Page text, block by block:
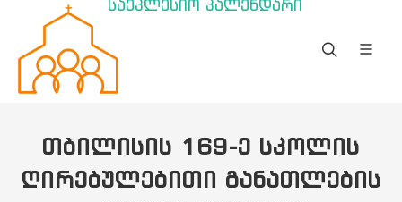
საეკლესიო კალენდარი
ᲗᲑᲘᲚᲘᲡᲘᲡ 169-Ე ᲡᲙᲝᲚᲘᲡ
ᲦᲘᲠᲔᲑᲣᲚᲔᲑᲘᲗᲘ ᲒᲐᲜᲐᲗᲚᲔᲑᲘᲡ